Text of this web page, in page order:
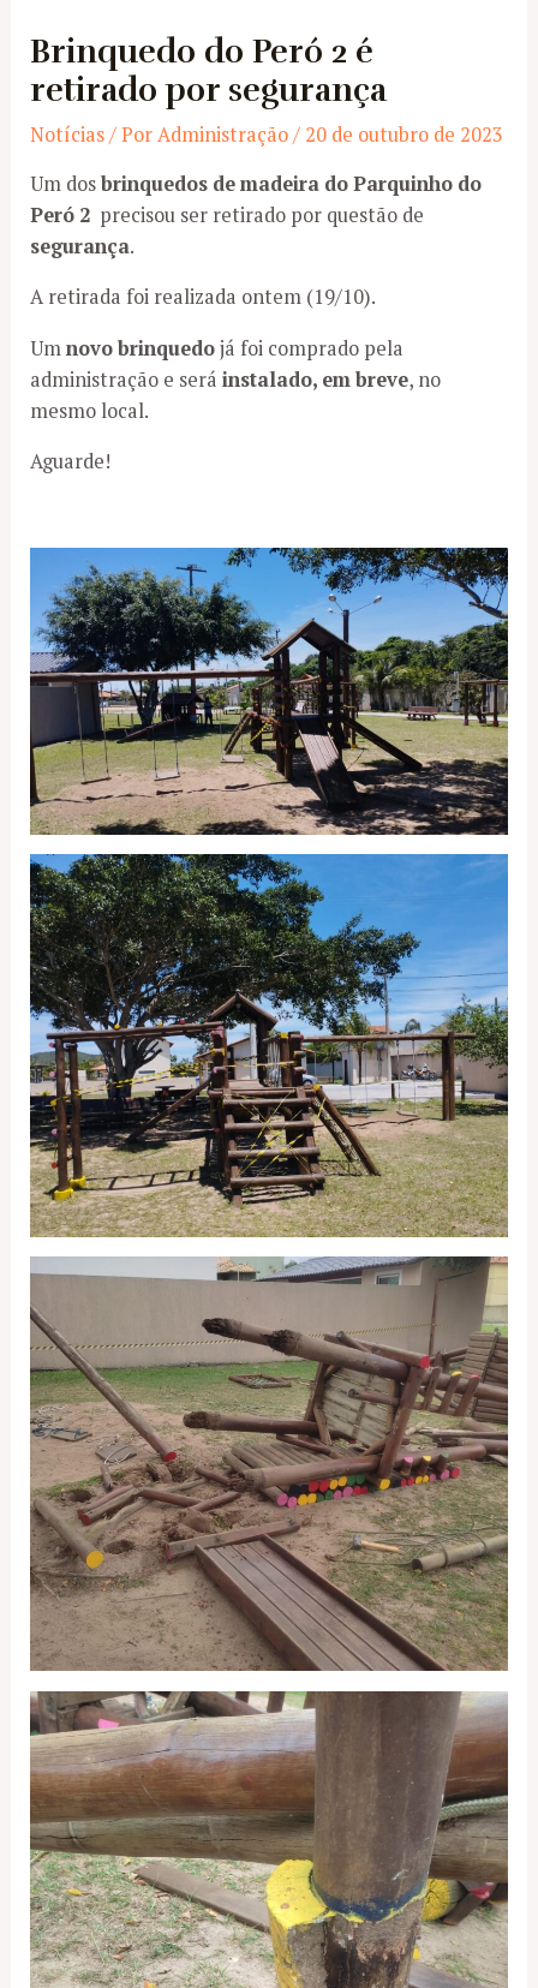
Brinquedo do Peró 2 é
retirado por segurança
Notícias/ PorAdministração/ 20 de outubro de 2023
Um dosbrinquedos de madeira do Parquinho do
Peró 2 precisou ser retirado por questão de
segurança.
A retirada foi realizada ontem (19/10).
Umnovo brinquedojá foi comprado pela
administração e seráinstalado, em breve, no
mesmo local.
Aguarde!